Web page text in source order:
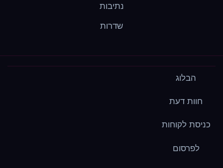
נתיבות
שדרות
הבלוג
חוות דעת
כניסת לקוחות
לפרסום